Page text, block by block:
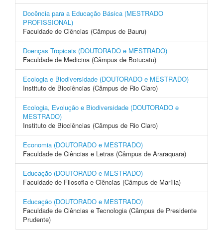
Docência para a Educação Básica (MESTRADO
PROFISSIONAL)
Faculdade de Ciências (Câmpus de Bauru)
Doenças Tropicais (DOUTORADO e MESTRADO)
Faculdade de Medicina (Câmpus de Botucatu)
Ecologia e Biodiversidade (DOUTORADO e MESTRADO)
Instituto de Biociências (Câmpus de Rio Claro)
Ecologia, Evolução e Biodiversidade (DOUTORADO e
MESTRADO)
Instituto de Biociências (Câmpus de Rio Claro)
Economia (DOUTORADO e MESTRADO)
Faculdade de Ciências e Letras (Câmpus de Araraquara)
Educação (DOUTORADO e MESTRADO)
Faculdade de Filosofia e Ciências (Câmpus de Marília)
Educação (DOUTORADO e MESTRADO)
Faculdade de Ciências e Tecnologia (Câmpus de Presidente
Prudente)